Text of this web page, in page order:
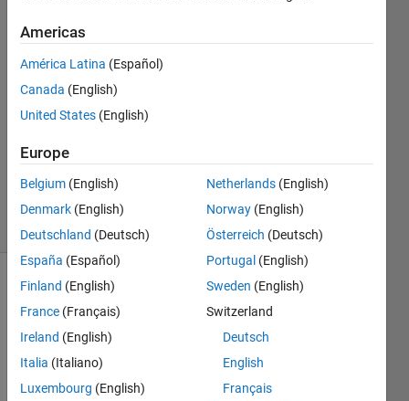
hiroshiii
2 May
2024
1 Answer
Updated
10 May
2024
21 Views
(30 days)
Show older
comments
Americas
América Latina (Español)
Canada (English)
United States (English)
Europe
Belgium (English)
Denmark (English)
Deutschland (Deutsch)
España (Español)
Finland (English)
France (Français)
Ireland (English)
Italia (Italiano)
Luxembourg (English)
Netherlands (English)
Norway (English)
Österreich (Deutsch)
Portugal (English)
Sweden (English)
Switzerland
Deutsch
English
Français